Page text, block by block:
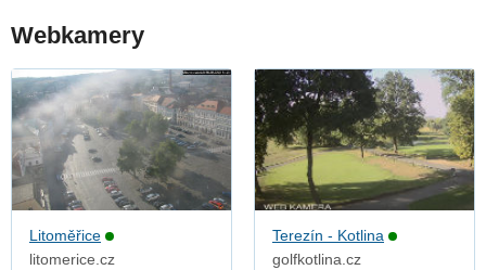
Webkamery
Litoměřice
litomerice.cz
Terezín - Kotlina
golfkotlina.cz